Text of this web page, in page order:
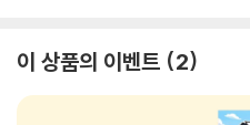
이 상품의 이벤트 2